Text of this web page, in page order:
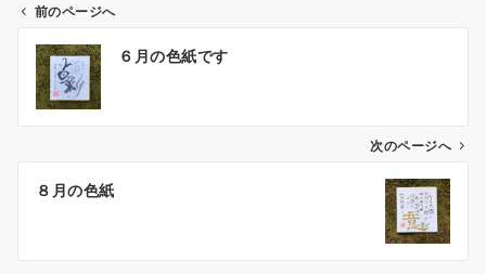
ビ
ン
前のページへ
６月の色紙です
次のページへ
８月の色紙